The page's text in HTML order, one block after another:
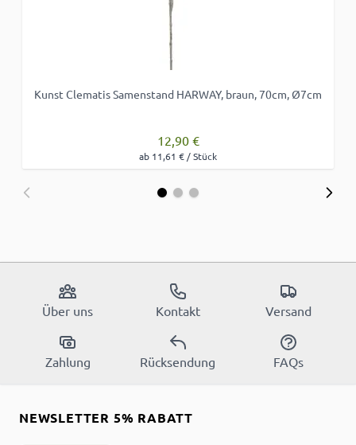
Kunst Clematis Samenstand HARWAY, braun, 70cm, Ø7cm
12,90 €
ab 11,61 € / Stück
Über uns Kontakt Versand
Zahlung Rücksendung FAQs
NEWSLETTER 5% RABATT